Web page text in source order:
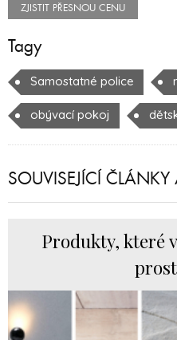
ZJISTIT PŘESNOU CENU
Tagy
Samostatné police
obývací pokoj
SOUVISEJÍCÍ ČLÁNKY
Produkty, které